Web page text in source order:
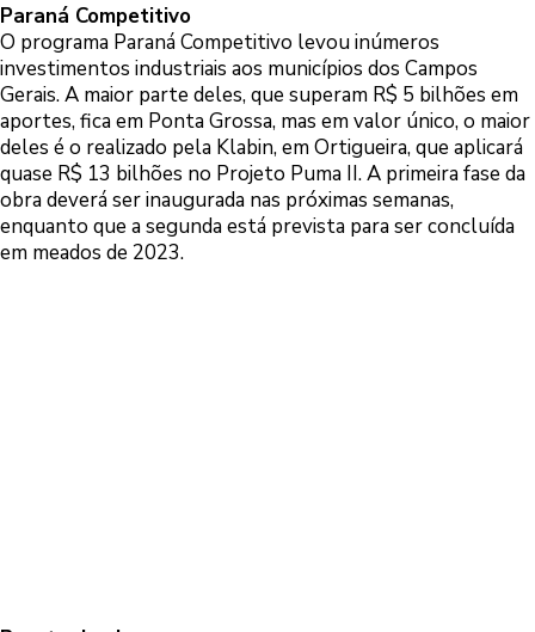
Paraná Competitivo
O programa Paraná Competitivo levou inúmeros
investimentos industriais aos municípios dos Campos
Gerais. A maior parte deles, que superam R$ 5 bilhões em
aportes, fica em Ponta Grossa, mas em valor único, o maior
deles é o realizado pela Klabin, em Ortigueira, que aplicará
quase R$ 13 bilhões no Projeto Puma II. A primeira fase da
obra deverá ser inaugurada nas próximas semanas,
enquanto que a segunda está prevista para ser concluída
em meados de 2023.